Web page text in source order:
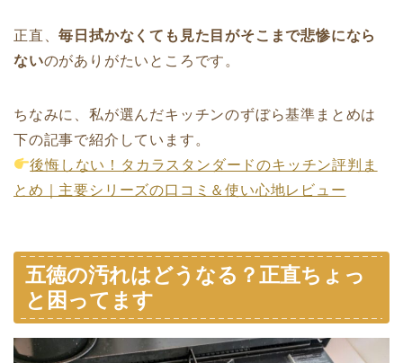
正直、毎日拭かなくても見た目がそこまで悲惨になら
ないのがありがたいところです。
ちなみに、私が選んだキッチンのずぼら基準まとめは
下の記事で紹介しています。
後悔しない！タカラスタンダードのキッチン評判ま
とめ｜主要シリーズの口コミ＆使い心地レビュー
五徳の汚れはどうなる？正直ちょっ
と困ってます